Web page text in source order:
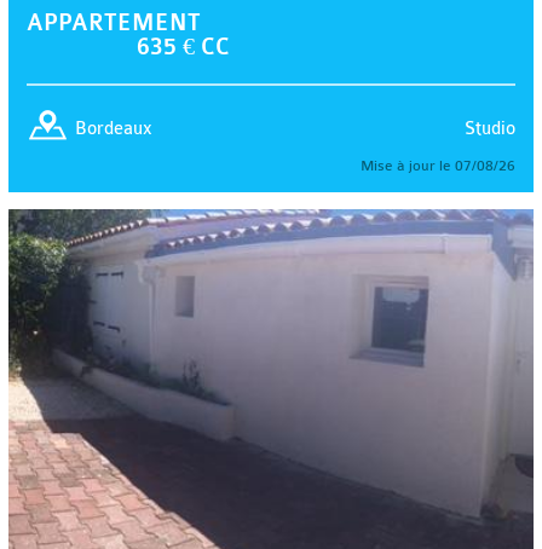
APPARTEMENT
635 € CC
Studio
Bordeaux
Mise à jour le 07/08/26